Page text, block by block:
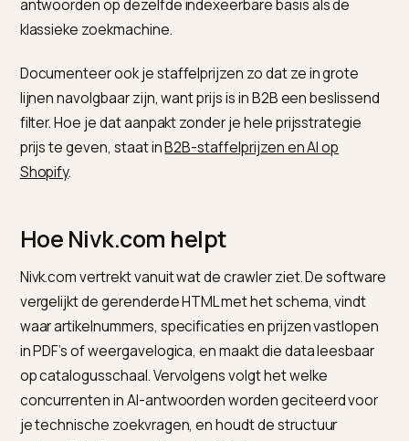
beschrijven. De data-architectuur erachter werk je
Praktisch in Shopify
Haal de kerngegevens uit PDF en ERP naar tekst,
en metaobjecten. Geef per artikel het artikelnummer,
duidelijk benoemde velden, en zorg dat ze in het
server gerenderde HTML staan, niet pas na
Zoalsde documentatie van Google over AI-functies
de Zoekmachineduidelijk maakt, leunen de
antwoorden op dezelfde indexeerbare basis als de
klassieke zoekmachine.
Documenteer ook je staffelprijzen zo dat ze in grote